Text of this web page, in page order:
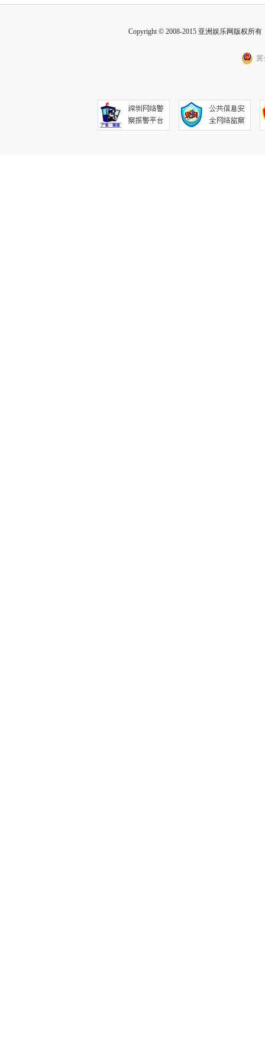
Copyright © 2008-2015 亚洲娱乐网版权所
冀